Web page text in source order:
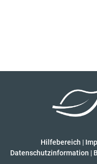
Hilfebereich |
Datenschutzinformation |